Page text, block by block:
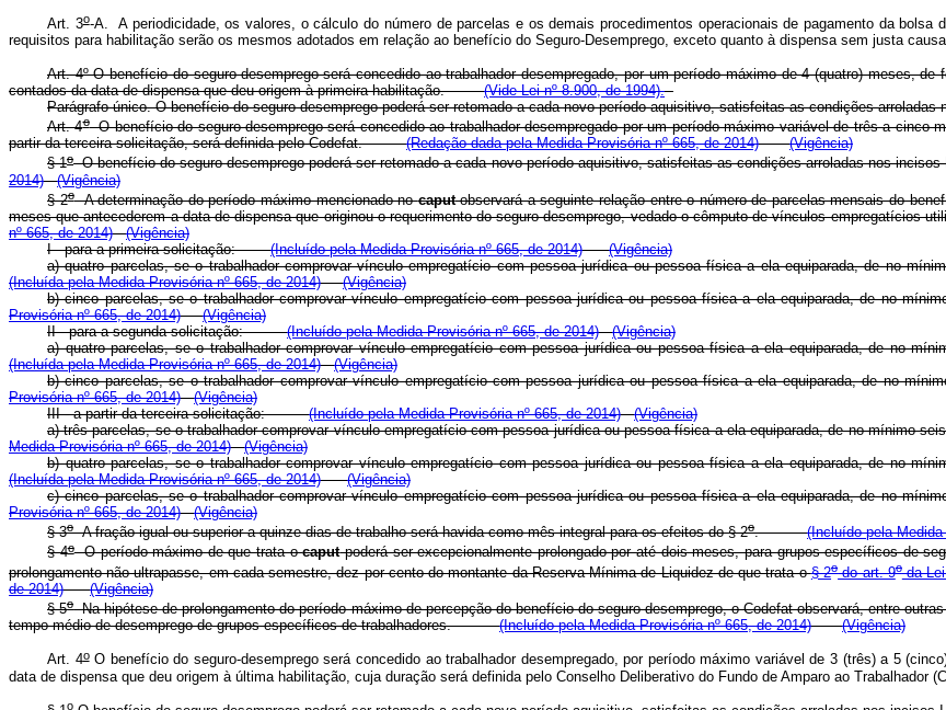
Art. 3o-A. A periodicidade, os valores, o cálculo do número de parcelas e os demais procedimentos operacionais de pagamento da bolsa
requisitos para habilitação serão os mesmos adotados em relação ao benefício do Seguro-Desemprego, exceto quanto à dispensa sem justa
Art. 4º O benefício do seguro-desemprego será concedido ao trabalhador desempregado, por um período máximo de 4 (quatro) meses,
contados da data de dispensa que deu origem à primeira habilitação.(Vide Lei nº 8.900, de 1994).
Parágrafo único. O benefício do seguro-desemprego poderá ser retomado a cada novo período aquisitivo, satisfeitas as condições
Art. 4oO benefício do seguro-desemprego será concedido ao trabalhador desempregado por um período máximo variável de três a cinco
partir da terceira solicitação, será definida pelo Codefat.(Redação dada pela Medida Provisória nº 665, de 2014)
(Vigência)
§ 1oO benefício do seguro-desemprego poderá ser retomado a cada novo período aquisitivo, satisfeitas as condições arroladas nos
2014)
(Vigência)
§ 2oA determinação do período máximo mencionado nocaputobservará a seguinte relação entre o número de parcelas mensais do
meses que antecederem a data de dispensa que originou o requerimento do seguro-desemprego, vedado o cômputo de vínculos
nº 665, de 2014)
(Vigência)
I - para a primeira solicitação:(Incluído pela Medida Provisória nº 665, de 2014)
(Vigência)
a) quatro parcelas, se o trabalhador comprovar vínculo empregatício com pessoa jurídica ou pessoa física a ela equiparada, de
(Incluída pela Medida Provisória nº 665, de 2014)
(Vigência)
b) cinco parcelas, se o trabalhador comprovar vínculo empregatício com pessoa jurídica ou pessoa física a ela equiparada, de no
Provisória nº 665, de 2014)
(Vigência)
II - para a segunda solicitação:(Incluído pela Medida Provisória nº 665, de 2014)
(Vigência)
a) quatro parcelas, se o trabalhador comprovar vínculo empregatício com pessoa jurídica ou pessoa física a ela equiparada, de no
(Incluída pela Medida Provisória nº 665, de 2014)
(Vigência)
b) cinco parcelas, se o trabalhador comprovar vínculo empregatício com pessoa jurídica ou pessoa física a ela equiparada, de no
Provisória nº 665, de 2014)
(Vigência)
III - a partir da terceira solicitação:(Incluído pela Medida Provisória nº 665, de 2014)
(Vigência)
a) três parcelas, se o trabalhador comprovar vínculo empregatício com pessoa jurídica ou pessoa física a ela equiparada, de no
Medida Provisória nº 665, de 2014)
(Vigência)
b) quatro parcelas, se o trabalhador comprovar vínculo empregatício com pessoa jurídica ou pessoa física a ela equiparada, de no
(Incluída pela Medida Provisória nº 665, de 2014)
(Vigência)
c) cinco parcelas, se o trabalhador comprovar vínculo empregatício com pessoa jurídica ou pessoa física a ela equiparada, de
Provisória nº 665, de 2014)
(Vigência)
§ 3oA fração igual ou superior a quinze dias de trabalho será havida como mês integral para os efeitos do § 2o.(Incluído pela
§ 4oO período máximo de que trata ocaputpoderá ser excepcionalmente prolongado por até dois meses, para grupos específicos de
prolongamento não ultrapasse, em cada semestre, dez por cento do montante da Reserva Mínima de Liquidez de que trata o § 2odo art. 9oda
de 2014)
(Vigência)
§ 5oNa hipótese de prolongamento do período máximo de percepção do benefício do seguro-desemprego, o Codefat observará, entre
tempo médio de desemprego de grupos específicos de trabalhadores.(Incluído pela Medida Provisória nº 665, de 2014) (Vigência)
Art. 4oO benefício do seguro-desemprego será concedido ao trabalhador desempregado, por período máximo variável de 3 (três) a 5
data de dispensa que deu origem à última habilitação, cuja duração será definida pelo Conselho Deliberativo do Fundo de Amparo ao
o